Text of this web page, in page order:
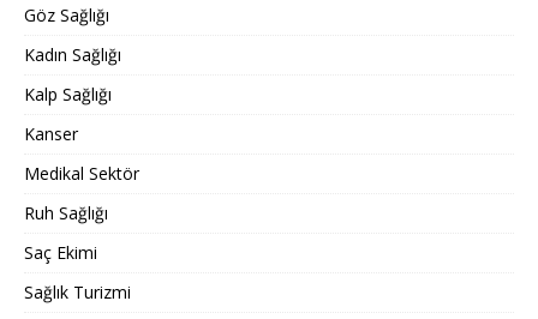
Göz Sağlığı
Kadın Sağlığı
Kalp Sağlığı
Kanser
Medikal Sektör
Ruh Sağlığı
Saç Ekimi
Sağlık Turizmi